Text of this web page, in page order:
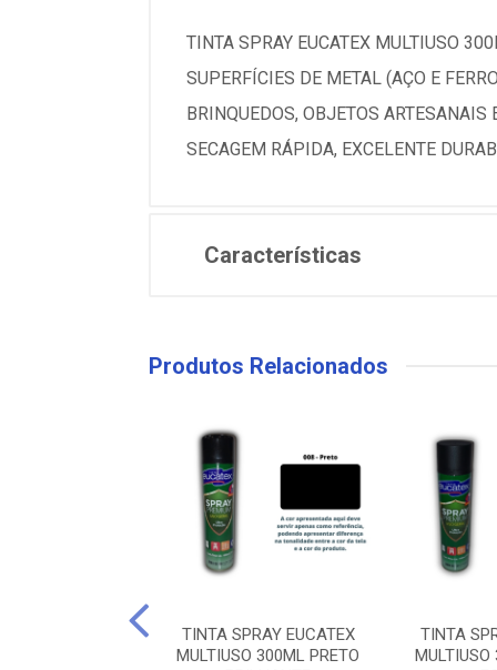
TINTA SPRAY EUCATEX MULTIUSO
SUPERFÍCIES DE METAL (AÇO E
BRINQUEDOS, OBJETOS
SECAGEM RÁPIDA, EXCELENTE
Características
Produtos Relacionados
TINTA SPRAY EUCATEX
MULTIUSO 300ML PRETO
TINTA
MULTIUSO